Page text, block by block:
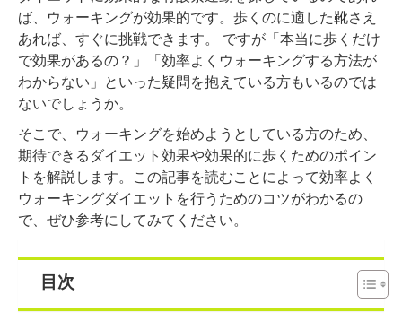
ば、ウォーキングが効果的です。歩くのに適した靴さえ
あれば、すぐに挑戦できます。 ですが「本当に歩くだけ
で効果があるの？」「効率よくウォーキングする方法が
わからない」といった疑問を抱えている方もいるのでは
ないでしょうか。
そこで、ウォーキングを始めようとしている方のため、
期待できるダイエット効果や効果的に歩くためのポイン
トを解説します。この記事を読むことによって効率よく
ウォーキングダイエットを行うためのコツがわかるの
で、ぜひ参考にしてみてください。
目次